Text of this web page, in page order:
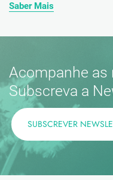
Saber Mais
Acompanhe as
Subscreva a
SUBSCREVER